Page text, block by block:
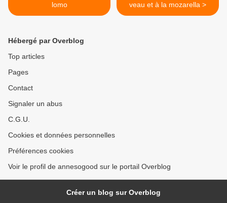
lomo
veau et à la mozarella >
Hébergé par Overblog
Top articles
Pages
Contact
Signaler un abus
C.G.U.
Cookies et données personnelles
Préférences cookies
Voir le profil de annesogood sur le portail Overblog
Créer un blog sur Overblog